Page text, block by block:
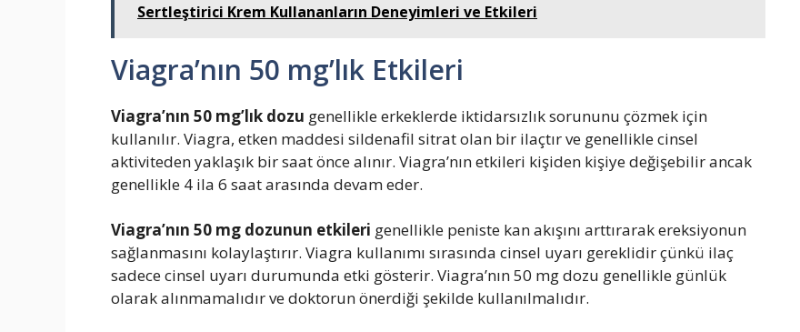
Sertleştirici Krem Kullananların Deneyimleri ve Etkileri
Viagra’nın 50 mg’lık Etkileri
Viagra’nın 50 mg’lık dozu genellikle erkeklerde iktidarsızlık sorununu çözmek için
kullanılır. Viagra, etken maddesi sildenafil sitrat olan bir ilaçtır ve genellikle cinsel
aktiviteden yaklaşık bir saat önce alınır. Viagra’nın etkileri kişiden kişiye değişebilir ancak
genellikle 4 ila 6 saat arasında devam eder.
Viagra’nın 50 mg dozunun etkileri genellikle peniste kan akışını arttırarak ereksiyonun
sağlanmasını kolaylaştırır. Viagra kullanımı sırasında cinsel uyarı gereklidir çünkü ilaç
sadece cinsel uyarı durumunda etki gösterir. Viagra’nın 50 mg dozu genellikle günlük
olarak alınmamalıdır ve doktorun önerdiği şekilde kullanılmalıdır.